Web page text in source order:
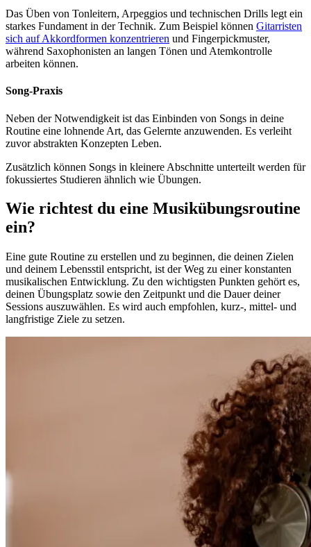
Das Üben von Tonleitern, Arpeggios und technischen Drills legt ein
starkes Fundament in der Technik. Zum Beispiel können Gitarristen
sich auf Akkordformen konzentrieren und Fingerpickmuster,
während Saxophonisten an langen Tönen und Atemkontrolle
arbeiten können.
Song-Praxis
Neben der Notwendigkeit ist das Einbinden von Songs in deine
Routine eine lohnende Art, das Gelernte anzuwenden. Es verleiht
zuvor abstrakten Konzepten Leben.
Zusätzlich können Songs in kleinere Abschnitte unterteilt werden für
fokussiertes Studieren ähnlich wie Übungen.
Wie richtest du eine Musikübungsroutine
ein?
Eine gute Routine zu erstellen und zu beginnen, die deinen Zielen
und deinem Lebensstil entspricht, ist der Weg zu einer konstanten
musikalischen Entwicklung. Zu den wichtigsten Punkten gehört es,
deinen Übungsplatz sowie den Zeitpunkt und die Dauer deiner
Sessions auszuwählen. Es wird auch empfohlen, kurz-, mittel- und
langfristige Ziele zu setzen.